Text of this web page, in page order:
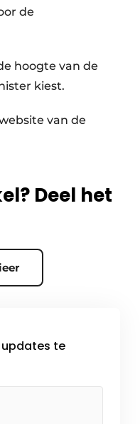
de
hoogte van de
kiest.
van de
Deel het
updates te